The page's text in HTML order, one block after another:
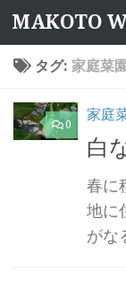
コンテンツへ
MAKOTO
タグ: 家庭菜
0
家庭
白
春に
地に
がな